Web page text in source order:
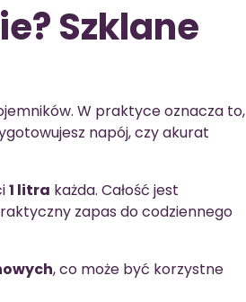
Szklane
W praktyce oznacza to,
napój, czy akurat
1 litra każda. Całość jest
zapas do codziennego
, co może być korzystne